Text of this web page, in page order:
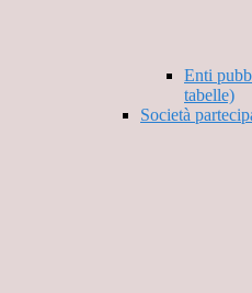
Enti
tabelle)
Società